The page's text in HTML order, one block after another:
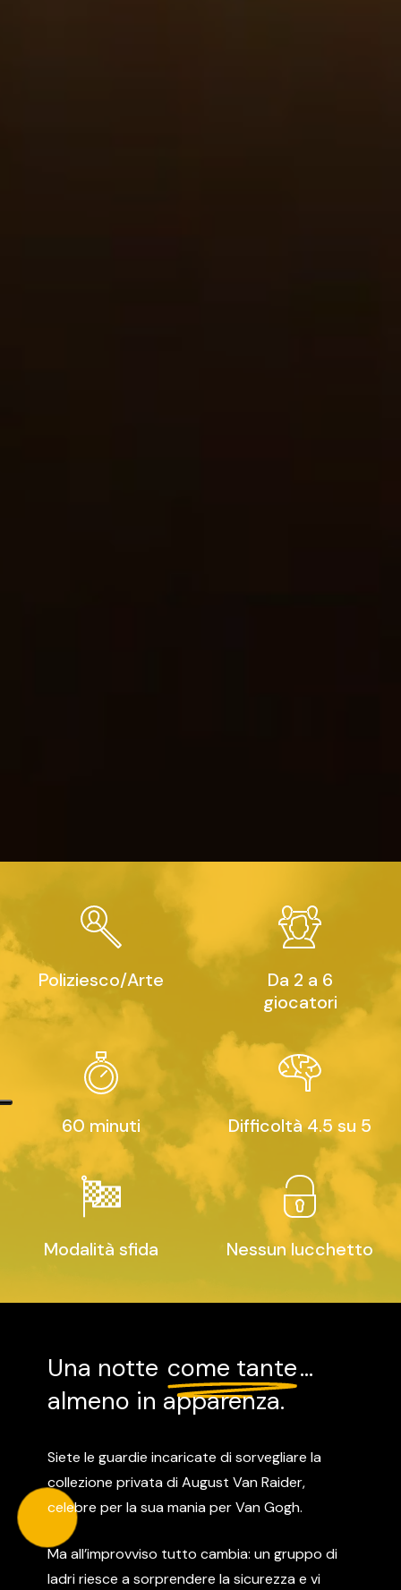
Poliziesco/Arte
Da 2 a 6
giocatori
60 minuti Difficoltà 4.5 su 5
Modalità sfida Nessun lucchetto
Una notte come tante…
almeno in apparenza.
Siete le guardie incaricate di sorvegliare la
collezione privata di August Van Raider,
celebre per la sua mania per Van Gogh.
Ma all’improvviso tutto cambia: un gruppo di
ladri riesce a sorprendere la sicurezza e vi